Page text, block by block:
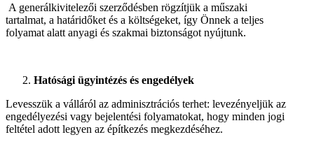
A generálkivitelezői szerződésben rögzítjük a műszaki
tartalmat, a határidőket és a költségeket, így Önnek a teljes
folyamat alatt anyagi és szakmai biztonságot nyújtunk.
Hatósági ügyintézés és engedélyek
Levesszük a válláról az adminisztrációs terhet: levezényeljük az
engedélyezési vagy bejelentési folyamatokat, hogy minden jogi
feltétel adott legyen az építkezés megkezdéséhez.